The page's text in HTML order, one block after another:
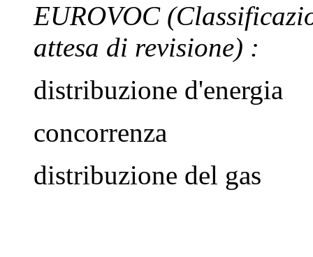
EUROVOC
attesa di revisione) :
distribuzione d'energia
concorrenza
distribuzione del gas